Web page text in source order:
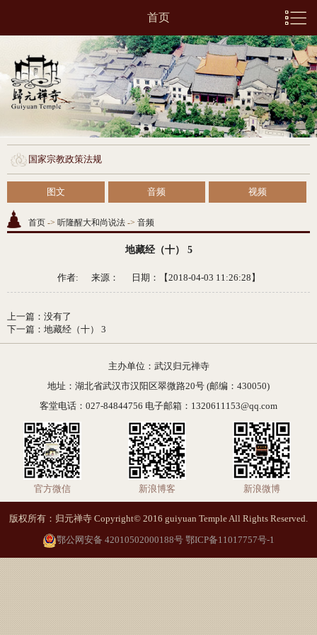
首页
国家宗教政策法规
图文 音频 视频
首页 -> 听隆醒大和尚说法 -> 音频
地藏经（十） 5
作者: 来源： 日期：【2018-04-03 11:26:28】
上一篇 ： 没有了
下一篇 ： 地藏经（十） 3
主办单位：武汉归元禅寺
地址：湖北省武汉市汉阳区翠微路20号 (邮编：430050)
客堂电话：027-84844756 电子邮箱：1320611153@qq.com
官方微信 新浪博客 新浪微博
版权所有：归元禅寺 Copyright© 2016 guiyuan Temple All Rights Reserved.
鄂公网安备 42010502000188号 鄂ICP备11017757号-1